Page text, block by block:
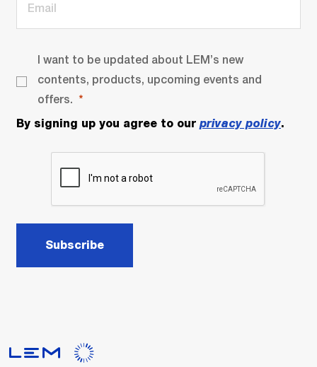
I want to be updated about LEM’s new
contents, products, upcoming events and
offers.
By signing up you agree to our privacy policy.
Subscribe